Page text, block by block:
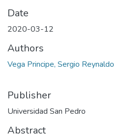
Date
2020-03-12
Authors
Vega Principe, Sergio Reynaldo
Publisher
Universidad San Pedro
Abstract